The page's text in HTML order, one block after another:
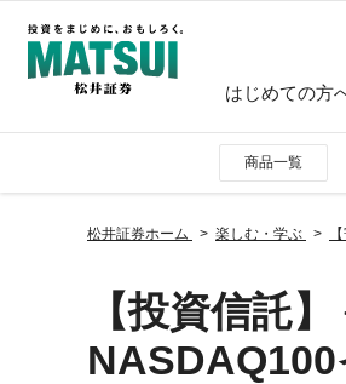
はじめての方
商品一覧
松井証券ホーム 楽しむ・学ぶ
【投資信託